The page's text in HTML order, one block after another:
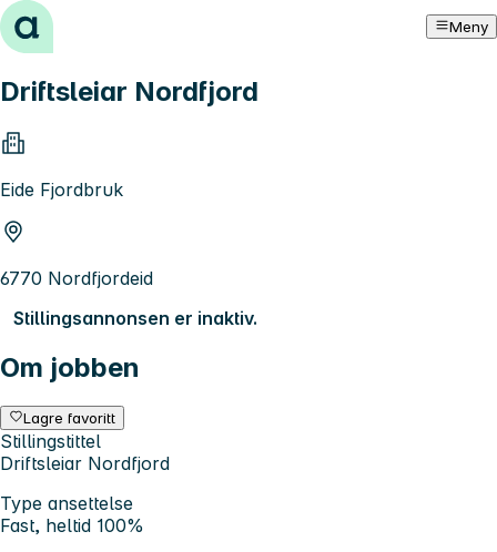
Hopp til innhold Meny
Driftsleiar Nordfjord
Eide Fjordbruk
6770 Nordfjordeid
Stillingsannonsen er inaktiv.
Om jobben
Lagre favoritt
Stillingstittel
Driftsleiar Nordfjord
Type ansettelse
Fast, heltid 100%